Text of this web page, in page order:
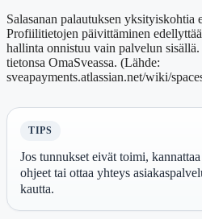
Salasanan palautuksen yksityiskohtia
Profiilitietojen päivittäminen
hallinta onnistuu vain palvelun
tietonsa OmaSveassa. (Lähde:
sveapayments.atlassian.net/wiki/
TIPS
Jos tunnukset eivät toimi,
ohjeet tai ottaa yhteys
kautta.